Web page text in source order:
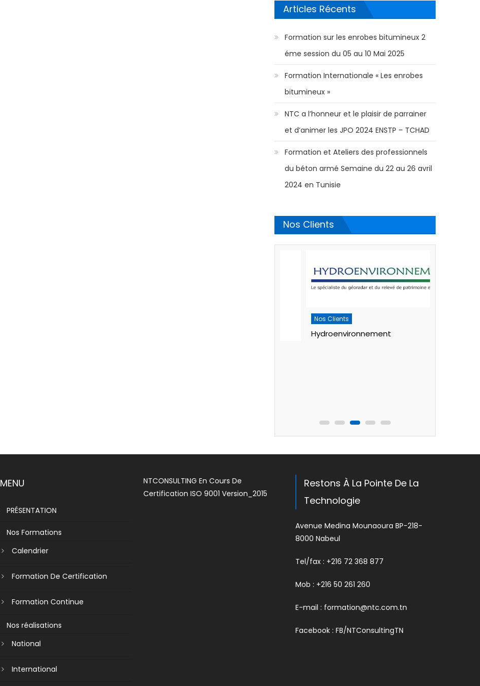
Articles Récents
Formation sur les enrobes bitumineux 2
éme session du 05 au 10 Mai 2025
Formation Internationale « Les enrobes
bitumineux »
NTC a l’honneur et le plaisir de parrainer
et d’animer les JPO 2024 ENSTP – TCHAD
Formation et Ateliers des professionnels
du béton armé Semaine du 22 au 26 avril
2024 en Tunisie
Nos Clients
Nos Clients
Hydroenvironnement
MENU
PRÉSENTATION
Nos Formations
Calendrier
Formation De Certification
Formation Continue
Nos réalisations
National
International
NTCONSULTING En Cours De
Certification ISO 9001 Version_2015
Restons À La Pointe De La
Technologie
Avenue Medina Mounaoura BP-218-
8000 Nabeul
Tel/fax : +216 72 368 877
Mob : +216 50 261 260
E-mail : formation@ntc.com.tn
Facebook :FB/NTConsultingTN